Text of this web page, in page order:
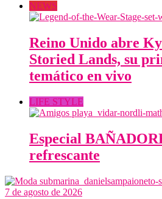
NEWS
Reino Unido abre
Storied Lands, su
temático en vivo
LIFE STYLE
Especial
refrescante
7 de agosto de 2026